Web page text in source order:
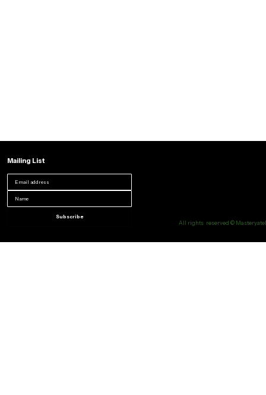
Mailing List
Subscribe
All rights reserved ©